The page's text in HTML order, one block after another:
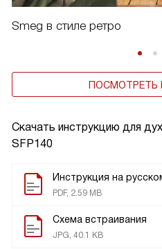
Скачать инструкцию для
SFP140
Инструкция на
PDF, 2.59 MB
Схема встраивания
JPG, 40.1 KB
Smeg в стиле ретро
ПОСМОТРЕТЬ